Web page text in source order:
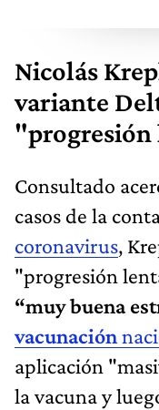
Nicolás
variante
"progresión
Consultado
casos de la
coronavirus,
"progresión
“muy buena
vacunación
aplicación
la vacuna y